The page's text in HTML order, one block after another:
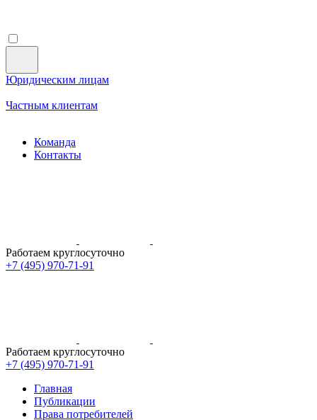
Юридическим лицам
Частным клиентам
Команда
Контакты
Работаем круглосуточно
+7 (495) 970-71-91
Работаем круглосуточно
+7 (495) 970-71-91
Главная
Публикации
Права потребителей